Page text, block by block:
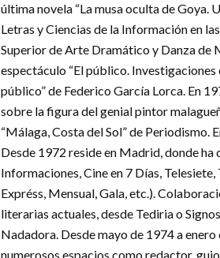
última novela “La musa oculta de Goya.
Letras y Ciencias de la Información en
Superior de Arte Dramático y Danza de
espectáculo “El público. Investigaciones
público” de Federico García Lorca. En
sobre la figura del genial pintor
“Málaga, Costa del Sol” de Periodismo.
Desde 1972 reside en Madrid, donde
Informaciones, Cine en 7 Días,
Expréss, Mensual, Gala, etc.).
literarias actuales, desde Tediria o
Nadadora. Desde mayo de 1974 a
numerosos espacios como redactor,